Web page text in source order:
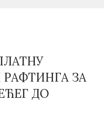
ЗА
ДО